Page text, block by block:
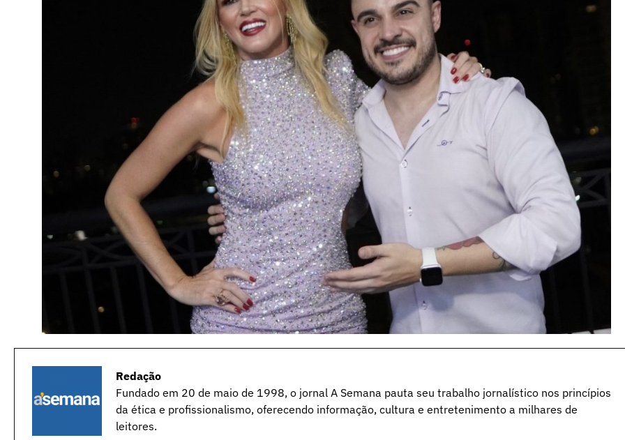
Redação
Fundado em 20 de maio de 1998, o jornal A Semana pauta seu trabalho jornalístico nos princípios
da ética e profissionalismo, oferecendo informação, cultura e entretenimento a milhares de
leitores.